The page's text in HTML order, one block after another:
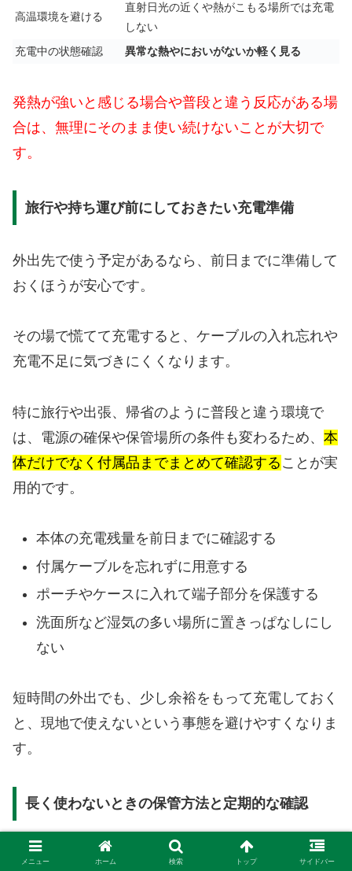
高温環境を避ける
直射日光の近くや熱がこもる場所では充電
しない
充電中の状態確認
異常な熱やにおいがないか軽く見る
発熱が強いと感じる場合や普段と違う反応がある場
合は、無理にそのまま使い続けないことが大切で
す。
旅行や持ち運び前にしておきたい充電準備
外出先で使う予定があるなら、前日までに準備して
おくほうが安心です。
その場で慌てて充電すると、ケーブルの入れ忘れや
充電不足に気づきにくくなります。
特に旅行や出張、帰省のように普段と違う環境で
は、電源の確保や保管場所の条件も変わるため、 本
体だけでなく付属品までまとめて確認する ことが実
用的です。
本体の充電残量を前日までに確認する
付属ケーブルを忘れずに用意する
ポーチやケースに入れて端子部分を保護する
洗面所など湿気の多い場所に置きっぱなしにし
ない
短時間の外出でも、少し余裕をもって充電しておく
と、現地で使えないという事態を避けやすくなりま
す。
長く使わないときの保管方法と定期的な確認
しばらく使用予定がない場合は、保管環境にも気を
メニュー ホーム 検索 トップ サイドバー